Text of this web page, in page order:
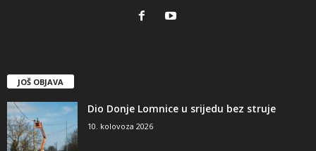
JOŠ OBJAVA
Dio Donje Lomnice u srijedu bez struje
10. kolovoza 2026